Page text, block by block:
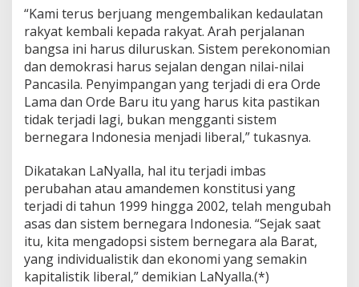
“Kami terus berjuang mengembalikan kedaulatan
rakyat kembali kepada rakyat. Arah perjalanan
bangsa ini harus diluruskan. Sistem perekonomian
dan demokrasi harus sejalan dengan nilai-nilai
Pancasila. Penyimpangan yang terjadi di era Orde
Lama dan Orde Baru itu yang harus kita pastikan
tidak terjadi lagi, bukan mengganti sistem
bernegara Indonesia menjadi liberal,” tukasnya.
Dikatakan LaNyalla, hal itu terjadi imbas
perubahan atau amandemen konstitusi yang
terjadi di tahun 1999 hingga 2002, telah mengubah
asas dan sistem bernegara Indonesia. “Sejak saat
itu, kita mengadopsi sistem bernegara ala Barat,
yang individualistik dan ekonomi yang semakin
kapitalistik liberal,” demikian LaNyalla.(*)